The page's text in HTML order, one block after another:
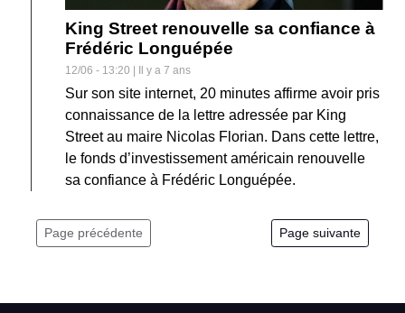
King Street renouvelle sa confiance à
Frédéric Longuépée
12/06 - 13:20 | Il y a 7 ans
Sur son site internet, 20 minutes affirme avoir pris
connaissance de la lettre adressée par King
Street au maire Nicolas Florian. Dans cette lettre,
le fonds d’investissement américain renouvelle
sa confiance à Frédéric Longuépée.
Page précédente Page suivante